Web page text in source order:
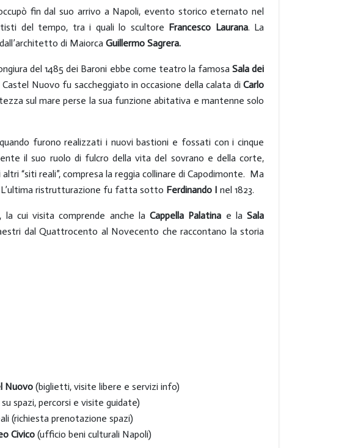
fin dal suo arrivo a Napoli, evento storico eternato nel
del tempo, tra i quali lo scultore Francesco Laurana. La
di Maiorca Guillermo Sagrera.
del 1485 dei Baroni ebbe come teatro la famosa Sala dei
Nuovo fu saccheggiato in occasione della calata di Carlo
sul mare perse la sua funzione abitativa e mantenne solo
furono realizzati i nuovi bastioni e fossati con i cinque
il suo ruolo di fulcro della vita del sovrano e della corte,
“siti reali”, compresa la reggia collinare di Capodimonte. Ma
ristrutturazione fu fatta sotto Ferdinando I nel 1823.
, la cui visita comprende anche la Cappella Palatina e la Sala
dal Quattrocento al Novecento che raccontano la storia
Nuovo (biglietti, visite libere e servizi info)
spazi, percorsi e visite guidate)
(richiesta prenotazione spazi)
Civico (ufficio beni culturali Napoli)